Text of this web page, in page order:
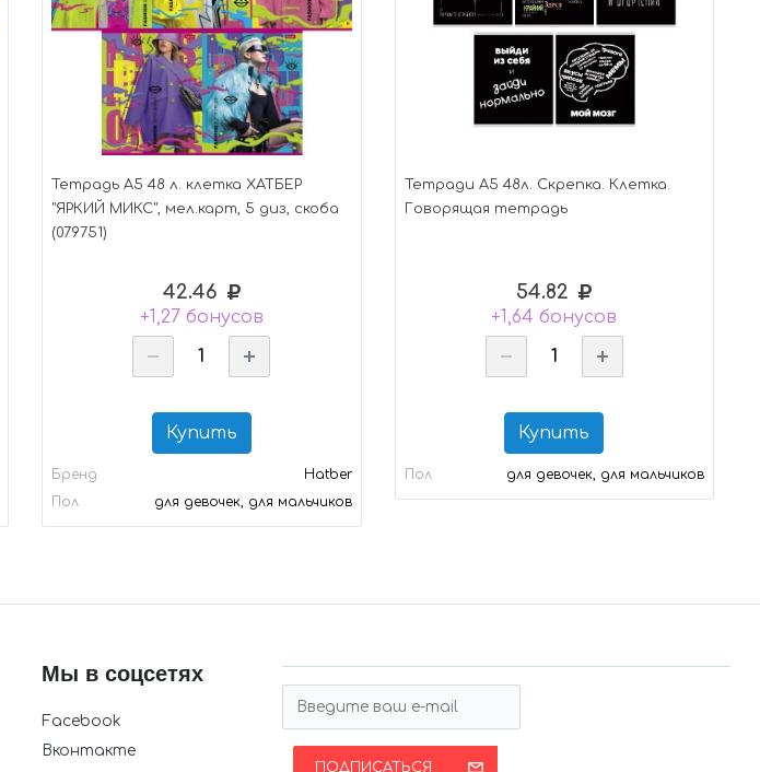
Тетрадь А5 48 л. клетка ХАТБЕР
"ЯРКИЙ МИКС", мел.карт, 5 диз, скоба
(079751)
42.46
+1,27 бонусов
Купить
Бренд
Hatber
Пол
для девочек, для мальчиков
Тетради А5 48л. Скрепка. Клетка.
Говорящая тетрадь
54.82
+1,64 бонусов
Купить
Пол для девочек, для мальчиков
Мы в соцсетях
Facebook
Вконтакте
ПОДПИСАТЬСЯ